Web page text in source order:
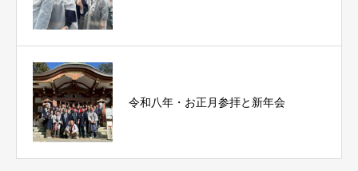
令和八年・お正月参拝と新年会